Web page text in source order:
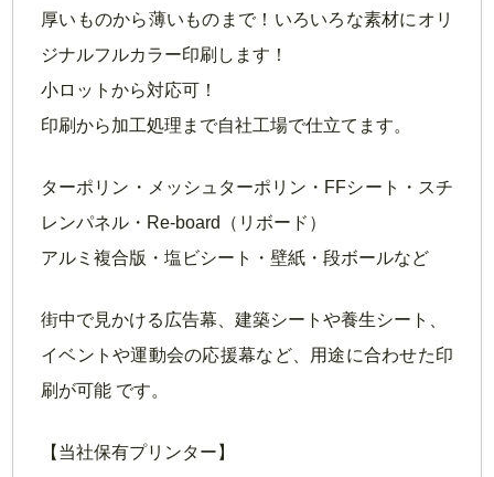
厚いものから薄いものまで！いろいろな素材にオリ
ジナルフルカラー印刷します！
小ロットから対応可！
印刷から加工処理まで自社工場で仕立てます。
ターポリン・メッシュターポリン・FFシート・スチ
レンパネル・Re-board（リボード）
アルミ複合版・塩ビシート・壁紙・段ボールなど
街中で見かける広告幕、建築シートや養生シート、
イベントや運動会の応援幕など、用途に合わせた印
刷が可能 です。
【当社保有プリンター】